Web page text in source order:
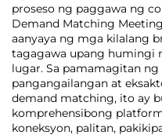
proseso ng paggawa ng
Demand Matching
aanyaya ng mga kilalang
tagagawa upang humingi
lugar. Sa pamamagitan
pangangailangan at
demand matching, ito ay
komprehensibong
koneksyon, palitan,